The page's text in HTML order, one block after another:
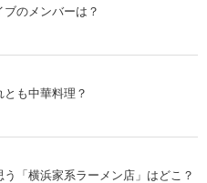
のメンバーは？
も中華料理？
「横浜家系ラーメン店」はどこ？